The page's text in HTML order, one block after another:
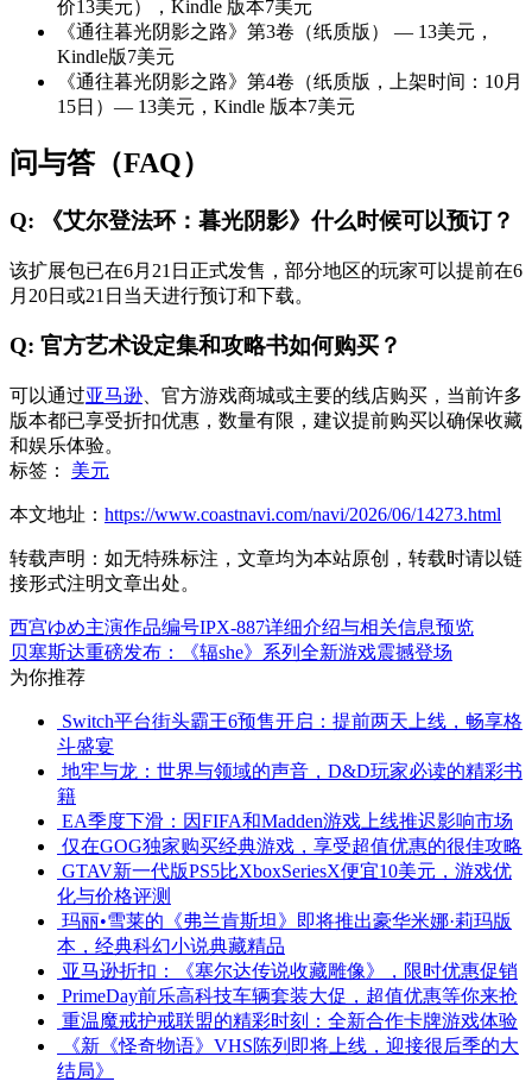
价13美元），Kindle 版本7美元
《通往暮光阴影之路》第3卷（纸质版） — 13美元，
Kindle版7美元
《通往暮光阴影之路》第4卷（纸质版，上架时间：10月
15日）— 13美元，Kindle 版本7美元
问与答（FAQ）
Q: 《艾尔登法环：暮光阴影》什么时候可以预订？
该扩展包已在6月21日正式发售，部分地区的玩家可以提前在6
月20日或21日当天进行预订和下载。
Q: 官方艺术设定集和攻略书如何购买？
可以通过亚马逊 、官方游戏商城或主要的线店购买，当前许多
版本都已享受折扣优惠，数量有限，建议提前购买以确保收藏
和娱乐体验。
标签：
美元
本文地址： https://www.coastnavi.com/navi/2026/06/14273.html
转载声明： 如无特殊标注，文章均为本站原创，转载时请以链
接形式注明文章出处。
西宫ゆめ主演作品编号IPX-887详细介绍与相关信息预览
贝塞斯达重磅发布：《辐she》系列全新游戏震撼登场
为你推荐
Switch平台街头霸王6预售开启：提前两天上线，畅享格
斗盛宴
地牢与龙：世界与领域的声音，D&D玩家必读的精彩书
籍
EA季度下滑：因FIFA和Madden游戏上线推迟影响市场
仅在GOG独家购买经典游戏，享受超值优惠的很佳攻略
GTAV新一代版PS5比XboxSeriesX便宜10美元，游戏优
化与价格评测
玛丽•雪莱的《弗兰肯斯坦》即将推出豪华米娜·莉玛版
本，经典科幻小说典藏精品
亚马逊折扣：《塞尔达传说收藏雕像》，限时优惠促销
PrimeDay前乐高科技车辆套装大促，超值优惠等你来抢
重温魔戒护戒联盟的精彩时刻：全新合作卡牌游戏体验
《新《怪奇物语》VHS陈列即将上线，迎接很后季的大
结局》